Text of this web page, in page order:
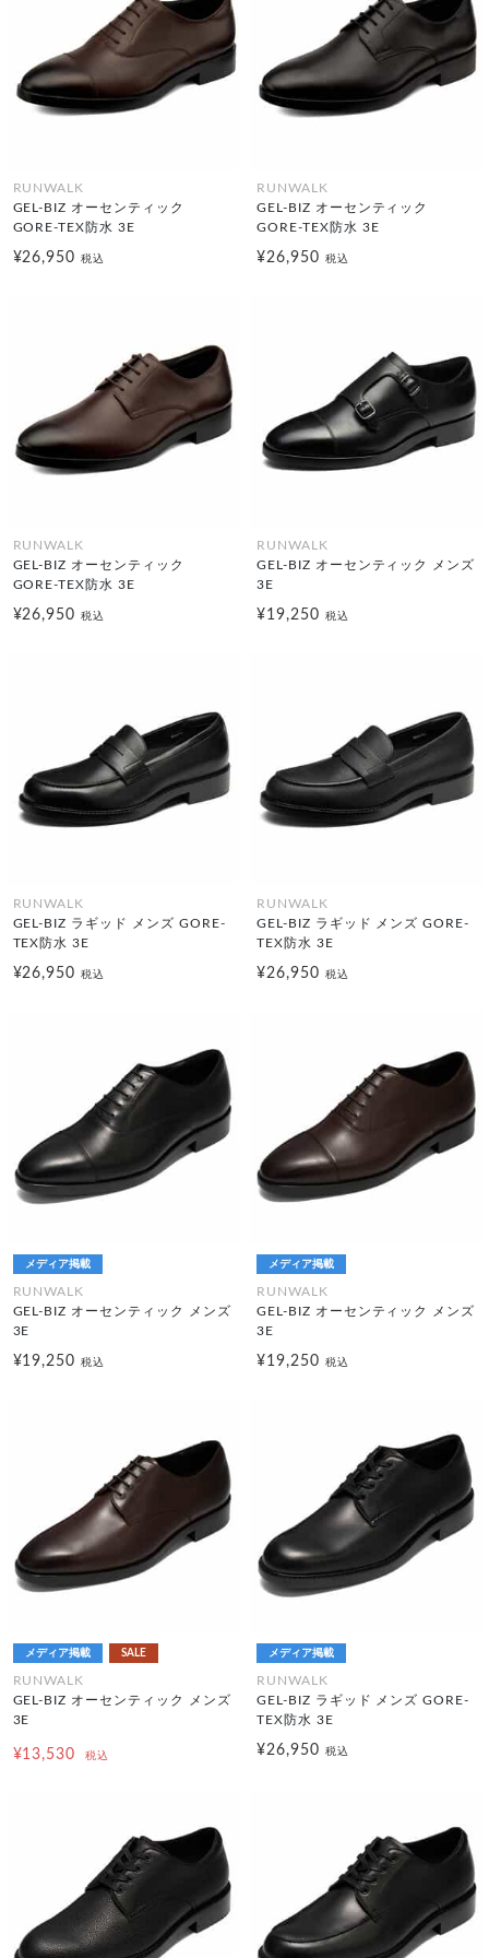
RUNWALK
GEL-BIZ オーセンティック
GORE-TEX防水 3E
¥26,950税込
RUNWALK
GEL-BIZ オーセンティック
GORE-TEX防水 3E
¥26,950 税込
RUNWALK
GEL-BIZ オーセンティック
GORE-TEX防水 3E
¥26,950税込
RUNWALK
GEL-BIZ オーセンティック メンズ
3E
¥19,250 税込
RUNWALK
GEL-BIZ ラギッド メンズ GORE-
TEX防水 3E
¥26,950税込
RUNWALK
GEL-BIZ ラギッド メンズ GORE-
TEX防水 3E
¥26,950 税込
メディア掲載
RUNWALK
GEL-BIZ オーセンティック メンズ
3E
¥19,250税込
メディア掲載
RUNWALK
GEL-BIZ オーセンティック メンズ
3E
¥19,250 税込
メディア掲載 SALE
RUNWALK
GEL-BIZ オーセンティック メンズ
3E
¥13,530 税込
メディア掲載
RUNWALK
GEL-BIZ ラギッド メンズ GORE-
TEX防水 3E
¥26,950 税込